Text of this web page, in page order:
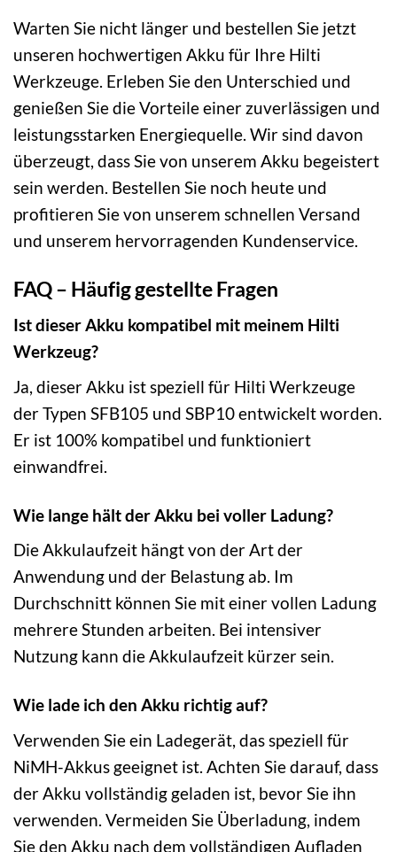
Warten Sie nicht länger und bestellen Sie jetzt
unseren hochwertigen Akku für Ihre Hilti
Werkzeuge. Erleben Sie den Unterschied und
genießen Sie die Vorteile einer zuverlässigen und
leistungsstarken Energiequelle. Wir sind davon
überzeugt, dass Sie von unserem Akku begeistert
sein werden. Bestellen Sie noch heute und
profitieren Sie von unserem schnellen Versand
und unserem hervorragenden Kundenservice.
FAQ – Häufig gestellte Fragen
Ist dieser Akku kompatibel mit meinem Hilti
Werkzeug?
Ja, dieser Akku ist speziell für Hilti Werkzeuge
der Typen SFB105 und SBP10 entwickelt worden.
Er ist 100% kompatibel und funktioniert
einwandfrei.
Wie lange hält der Akku bei voller Ladung?
Die Akkulaufzeit hängt von der Art der
Anwendung und der Belastung ab. Im
Durchschnitt können Sie mit einer vollen Ladung
mehrere Stunden arbeiten. Bei intensiver
Nutzung kann die Akkulaufzeit kürzer sein.
Wie lade ich den Akku richtig auf?
Verwenden Sie ein Ladegerät, das speziell für
NiMH-Akkus geeignet ist. Achten Sie darauf, dass
der Akku vollständig geladen ist, bevor Sie ihn
verwenden. Vermeiden Sie Überladung, indem
Sie den Akku nach dem vollständigen Aufladen